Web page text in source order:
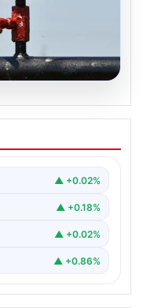
fiyatları
petrol
▲ +0.02%
▲ +0.18%
▲ +0.02%
▲ +0.86%